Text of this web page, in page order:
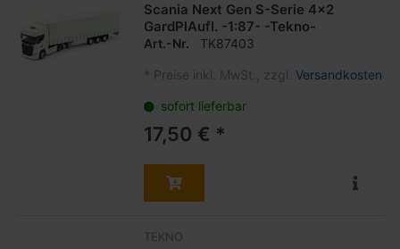
Scania Next Gen S-Serie 4x2
GardPlAufl. -1:87- -Tekno-
Art.-Nr. TK87403
* Preise inkl. MwSt., zzgl. Versandkosten
sofort lieferbar
17,50 € *
TEKNO